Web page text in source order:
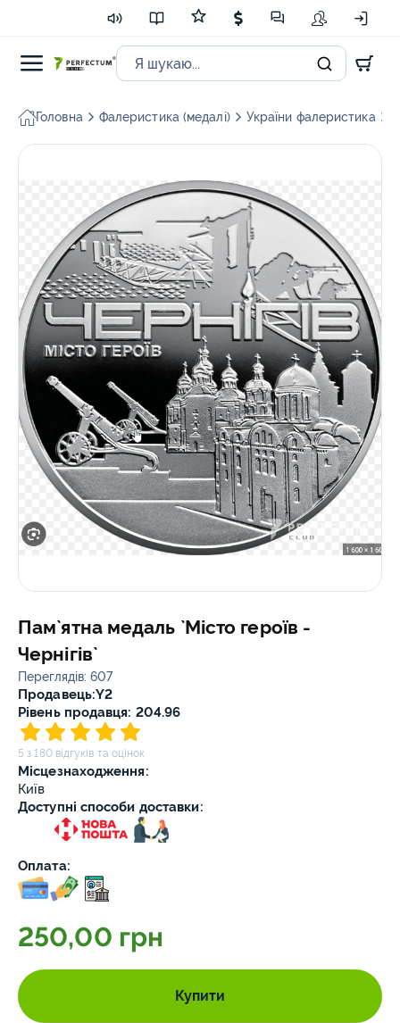
Головна Фалеристика (медалі) України фалеристика
Пам`ятна медаль `Місто героїв -
Чернігів`
Переглядів: 607
Продавець:Y2
Рівень продавця: 204.96
5 з 180 відгуків та оцінок
Місцезнаходження:
Київ
Доступні способи доставки:
Оплата:
250,00 грн
Купити